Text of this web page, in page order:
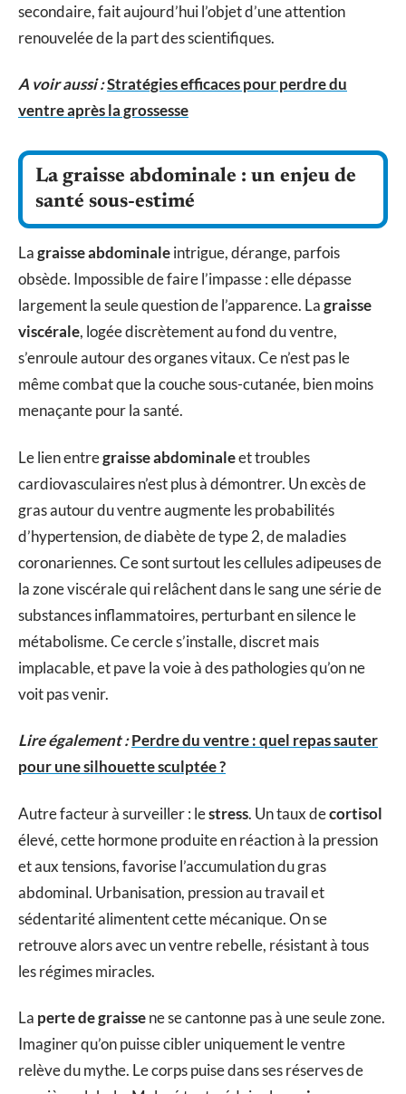
secondaire, fait aujourd’hui l’objet d’une attention
renouvelée de la part des scientifiques.
A voir aussi :Stratégies efficaces pour perdre du
ventre après la grossesse
La graisse abdominale : un enjeu de
santé sous-estimé
Lagraisse abdominaleintrigue, dérange, parfois
obsède. Impossible de faire l’impasse : elle dépasse
largement la seule question de l’apparence. Lagraisse
viscérale, logée discrètement au fond du ventre,
s’enroule autour des organes vitaux. Ce n’est pas le
même combat que la couche sous-cutanée, bien moins
menaçante pour la santé.
Le lien entregraisse abdominaleet troubles
cardiovasculaires n’est plus à démontrer. Un excès de
gras autour du ventre augmente les probabilités
d’hypertension, de diabète de type 2, de maladies
coronariennes. Ce sont surtout les cellules adipeuses de
la zone viscérale qui relâchent dans le sang une série de
substances inflammatoires, perturbant en silence le
métabolisme. Ce cercle s’installe, discret mais
implacable, et pave la voie à des pathologies qu’on ne
voit pas venir.
Lire également :Perdre du ventre : quel repas sauter
pour une silhouette sculptée ?
Autre facteur à surveiller : lestress. Un taux decortisol
élevé, cette hormone produite en réaction à la pression
et aux tensions, favorise l’accumulation du gras
abdominal. Urbanisation, pression au travail et
sédentarité alimentent cette mécanique. On se
retrouve alors avec un ventre rebelle, résistant à tous
les régimes miracles.
La perte de graissene se cantonne pas à une seule zone.
Imaginer qu’on puisse cibler uniquement le ventre
relève du mythe. Le corps puise dans ses réserves de